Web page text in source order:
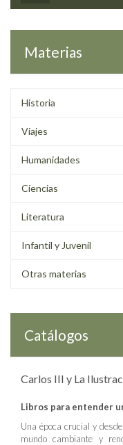
Materias
Historia
Viajes
Humanidades
Ciencias
Literatura
Infantil y Juvenil
Otras materias
Catálogos
Carlos III y La
Libros para entender
Una época crucial y
mundo cambiante y